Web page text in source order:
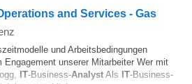
and Services - Gas
und Arbeitsbedingungen
unserer Mitarbeiter Wer mit
IT-Business-Analyst Als IT-Business-